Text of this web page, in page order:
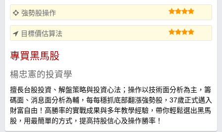
強勢股操作
目標價估算法
專買黑馬股
楊忠憲的投資學
擅長台股投資、解盤策略與投資心法；操作以技術面分析為主，籌
碼面、消息面分析為輔，每每穩抓底部翻漲強勢股，37歲正式邁入
財富自由！高勝率的實戰成果與多年教學經驗，帶你輕鬆選出黑馬
股，用最簡單的方式，提高持股信心及操作勝率！